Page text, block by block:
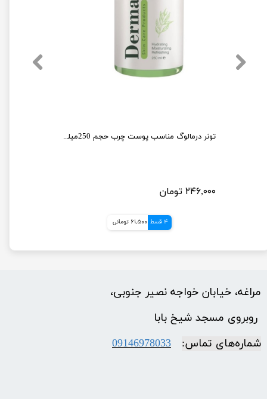
تونر درمالوگ مناسب پوست چرب حجم 250میلی لیتر
۲۴۶,۰۰۰ تومان
4 قسط 61,500 تومانی
مراغه، خیابان خواجه نصیر جنوبی،
​​​​​​​ روبروی مسجد شیخ بابا
شماره‌‌های تماس:
09146978033